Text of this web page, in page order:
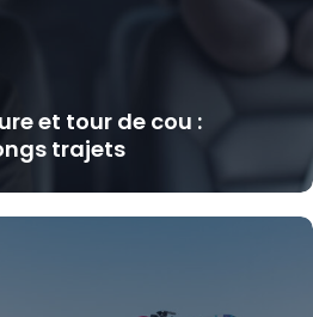
et tour de cou :
trajets